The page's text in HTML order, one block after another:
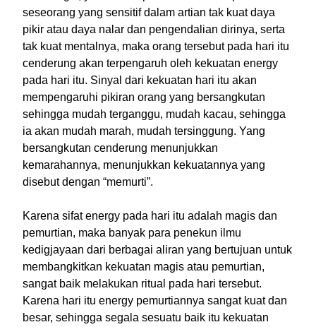
seseorang yang sensitif dalam artian tak kuat daya
pikir atau daya nalar dan pengendalian dirinya, serta
tak kuat mentalnya, maka orang tersebut pada hari itu
cenderung akan terpengaruh oleh kekuatan energy
pada hari itu. Sinyal dari kekuatan hari itu akan
mempengaruhi pikiran orang yang bersangkutan
sehingga mudah terganggu, mudah kacau, sehingga
ia akan mudah marah, mudah tersinggung. Yang
bersangkutan cenderung menunjukkan
kemarahannya, menunjukkan kekuatannya yang
disebut dengan “memurti”.
Karena sifat energy pada hari itu adalah magis dan
pemurtian, maka banyak para penekun ilmu
kedigjayaan dari berbagai aliran yang bertujuan untuk
membangkitkan kekuatan magis atau pemurtian,
sangat baik melakukan ritual pada hari tersebut.
Karena hari itu energy pemurtiannya sangat kuat dan
besar, sehingga segala sesuatu baik itu kekuatan